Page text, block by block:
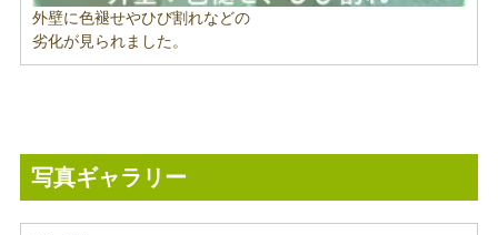
外壁に色褪せやひび割れなどの
劣化が見られました。
写真ギャラリー